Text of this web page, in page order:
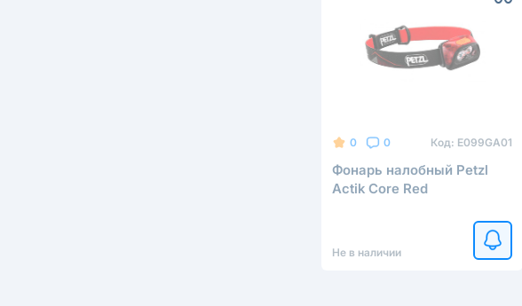
0 0 Код: E099GA01
Фонарь налобный Petzl
Actik Core Red
Не в наличии